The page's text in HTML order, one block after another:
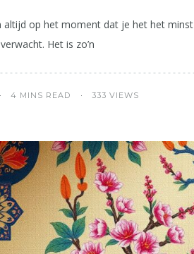
altijd op het moment dat je het het minst
verwacht. Het is zo’n
4 MINS READ 333 VIEWS